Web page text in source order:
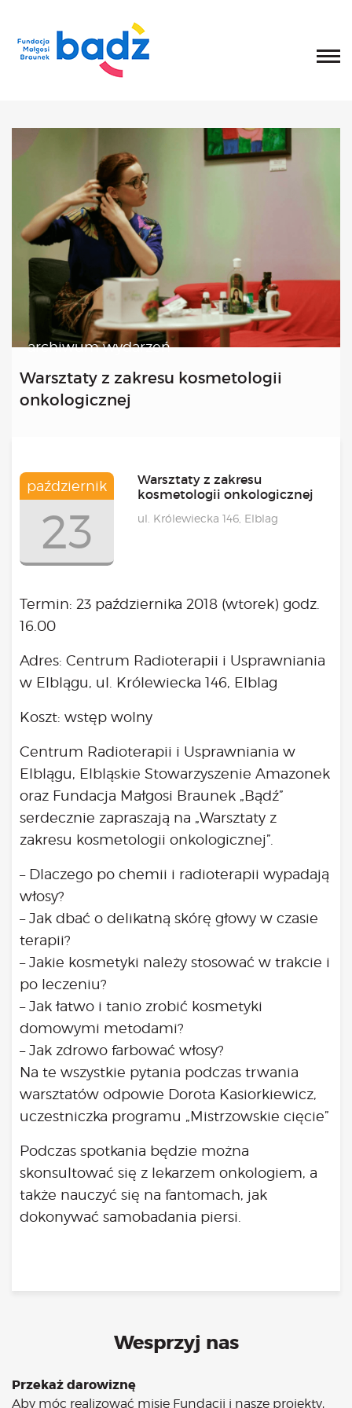
archiwum wydarzeń
Warsztaty z zakresu kosmetologii
onkologicznej
październik
23
Warsztaty z zakresu
kosmetologii onkologicznej
ul. Królewiecka 146, Elblag
Termin: 23 października 2018 (wtorek) godz.
16.00
Adres: Centrum Radioterapii i Usprawniania
w Elblągu, ul. Królewiecka 146, Elblag
Koszt: wstęp wolny
Centrum Radioterapii i Usprawniania w
Elblągu, Elbląskie Stowarzyszenie Amazonek
oraz Fundacja Małgosi Braunek „Bądź”
serdecznie zapraszają na „Warsztaty z
zakresu kosmetologii onkologicznej”.
– Dlaczego po chemii i radioterapii wypadają
włosy?
– Jak dbać o delikatną skórę głowy w czasie
terapii?
– Jakie kosmetyki należy stosować w trakcie i
po leczeniu?
– Jak łatwo i tanio zrobić kosmetyki
domowymi metodami?
– Jak zdrowo farbować włosy?
Na te wszystkie pytania podczas trwania
warsztatów odpowie Dorota Kasiorkiewicz,
uczestniczka programu „Mistrzowskie cięcie”
Podczas spotkania będzie można
skonsultować się z lekarzem onkologiem, a
także nauczyć się na fantomach, jak
dokonywać samobadania piersi.
Wesprzyj nas
Przekaż darowiznę
Aby móc realizować misję Fundacji i nasze projekty,
List Małgosi
Rada Fundacji
Rada Programowa
Wolontariusze
Sprawozdania
Kongres
O Kongresie
Kongres 2020
Kongres 2019
Projekty
Bezpłatne konsultacje psychologiczne online marzec –
Grupa wsparcia fundacji BądźMy
Jestem i Będę
Cykle edukacyjne (warsztaty i LIVE’y)
Sensowne ścieżki zdrowia
Onkoasystent
Storytel
Bądź na bieżąco
Będzie
Było
Porady
Lektury
Ciało
Duch
Media
Galeria
Kontakt